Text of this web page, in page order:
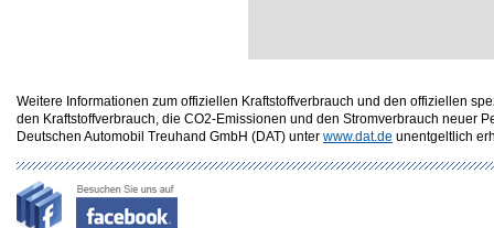
Weitere Informationen zum offiziellen Kraftstoffverbrauch und den offiziellen
den Kraftstoffverbrauch, die CO2-Emissionen und den Stromverbrauch neuer
Deutschen Automobil Treuhand GmbH (DAT) unter www.dat.de unentgeltlich